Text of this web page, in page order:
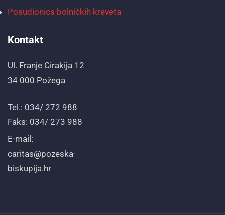
Posudionica bolničkih kreveta
Kontakt
Ul. Franje Cirakija 12
34 000 Požega
Tel.: 034/ 272 988
Faks: 034/ 273 988
E-mail:
caritas@pozeska-
biskupija.hr